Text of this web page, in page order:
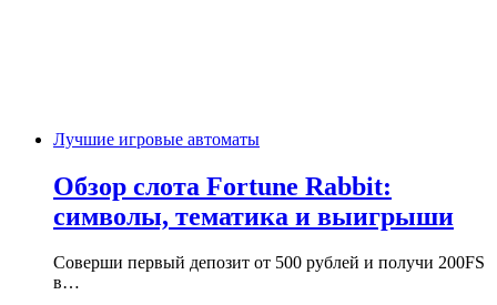
Лучшие игровые автоматы
Обзор слота Fortune Rabbit:
символы, тематика и выигрыши
Соверши первый депозит от 500 рублей и получи 200FS
в…